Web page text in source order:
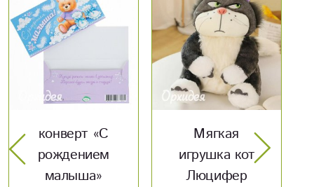
Мягкая
игрушка кот
Люцифер
Конверт
«Поздравляю»